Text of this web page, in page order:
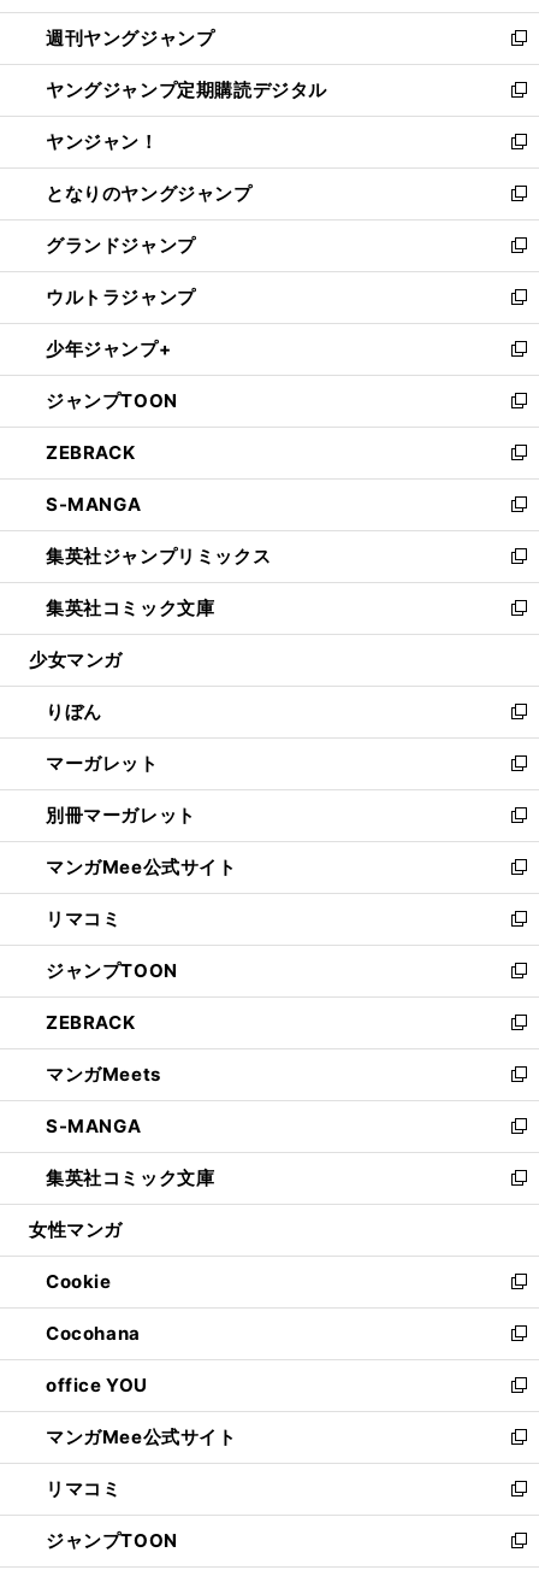
開
く
ウ
で
開
く
ン
ド
ウ
で
開
く
ウ
ィ
ン
ド
ウ
で
開
く
週刊ヤングジャンプ
新
し
い
ウ
ィ
ン
ド
ウ
で
開
く
ヤングジャンプ定期購読デジタル
新
し
い
ウ
ィ
ン
ド
ウ
で
開
く
ヤンジャン！
新
し
い
ウ
ィ
ン
ド
ウ
で
開
く
となりのヤングジャンプ
新
し
い
ウ
ィ
ン
ド
ウ
で
開
く
グランドジャンプ
新
し
い
ウ
ィ
ン
ド
ウ
で
開
く
ウルトラジャンプ
新
し
い
ウ
ィ
ン
ド
ウ
で
開
く
少年ジャンプ+
新
し
い
ウ
ィ
ン
ド
ウ
で
開
く
ジャンプTOON
新
し
い
ウ
ィ
ン
ド
ウ
で
開
ZEBRACK
新
し
い
ウ
ィ
ン
ド
ウ
開
く
S-MANGA
新
し
い
ウ
ィ
ン
ウ
で
開
く
集英社ジャンプリミックス
新
し
い
ウ
ン
ド
ウ
で
開
く
集英社コミック文庫
新
し
ウ
ィ
ン
ド
ウ
で
開
く
少女マンガ
りぼん
新
し
い
ウ
ィ
ン
ド
ウ
で
開
く
マーガレット
新
し
い
ウ
ィ
ン
ド
ウ
で
開
く
別冊マーガレット
新
し
い
ウ
ィ
ン
ド
ウ
で
開
く
マンガMee公式サイト
新
し
い
ウ
ィ
ン
ド
ウ
で
開
く
リマコミ
新
し
い
ウ
ィ
ン
ド
ウ
で
開
く
ジャンプTOON
新
し
い
ウ
ィ
ン
ド
ウ
で
開
ZEBRACK
新
し
い
ウ
ィ
ン
ド
ウ
開
く
マンガMeets
新
し
い
ウ
ィ
ン
ウ
で
開
く
S-MANGA
新
し
い
ウ
ン
ド
ウ
で
開
く
集英社コミック文庫
新
し
ウ
ィ
ン
ド
ウ
で
開
く
女性マンガ
Cookie
新
し
い
ウ
ィ
ン
ド
ウ
で
開
く
Cocohana
新
し
い
ウ
ィ
ン
ド
ウ
で
office YOU
新
し
い
ウ
ィ
ン
ド
マンガMee公式サイト
新
し
い
ウ
ィ
リマコミ
新
し
い
ジャンプTOON
新